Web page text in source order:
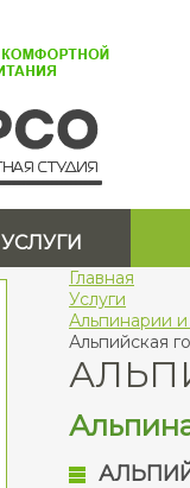
УСЛУГИ
Главная
Услуги
Альпинарии
Альпийская